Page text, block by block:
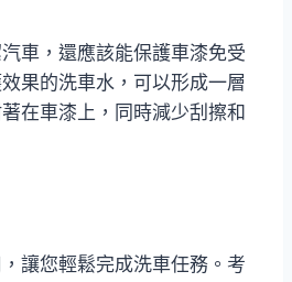
車，還應該能保護車漆免受
果的洗車水，可以形成一層
在車漆上，同時減少刮擦和
讓您輕鬆完成洗車任務。考